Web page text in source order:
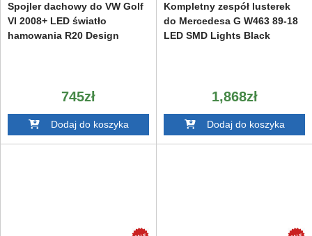
Spojler dachowy do VW Golf
VI 2008+ LED światło
hamowania R20 Design
745zł
Dodaj do koszyka
Kompletny zespół lusterek
do Mercedesa G W463 89-18
LED SMD Lights Black
1,868zł
Dodaj do koszyka